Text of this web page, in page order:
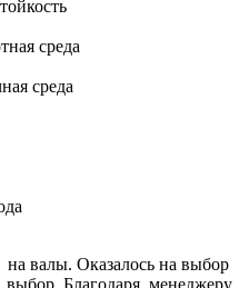
среда
среда
валы. Оказалось на выбор
Благодаря менеджеру